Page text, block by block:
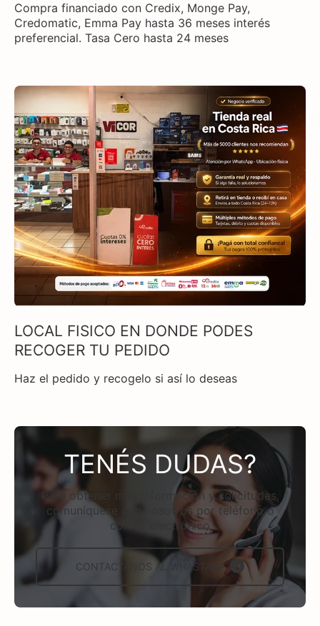
Compra financiado con Credix, Monge Pay,
Credomatic, Emma Pay hasta 36 meses interés
preferencial. Tasa Cero hasta 24 meses
LOCAL FISICO EN DONDE PODES
RECOGER TU PEDIDO
Haz el pedido y recogelo si así lo deseas
TENÉS DUDAS?
Para obtener más información y solicitudes,
comuníquese con nosotros por teléfono o
correo electrónico
CONTACTÁNOS AL WHASTAPP